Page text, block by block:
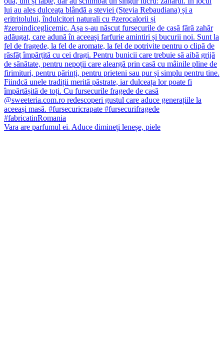
Vara are parfumul ei. Aduce dimineți leneșe, piele